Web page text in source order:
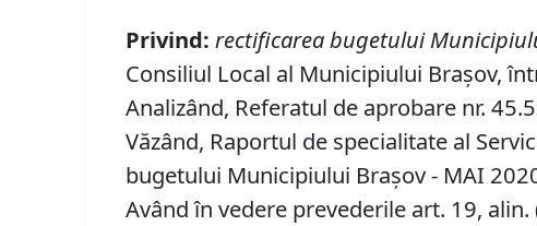
Privind: rectificareabugetului
Consiliul Local al Municipiului Brașov,
Analizând, Referatul de aprobare nr.
Văzând, Raportul de specialitate al
bugetului Municipiului Brașov - MAI
Având în vedere prevederile art. 19,